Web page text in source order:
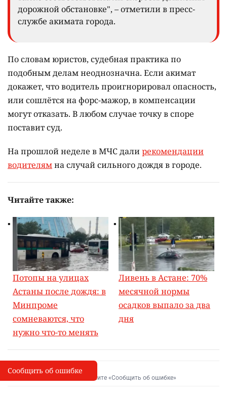
дорожной обстановке", – отметили в пресс-
службе акимата города.
По словам юристов, судебная практика по
подобным делам неоднозначна. Если акимат
докажет, что водитель проигнорировал опасность,
или сошлётся на форс-мажор, в компенсации
могут отказать. В любом случае точку в споре
поставит суд.
На прошлой неделе в МЧС далирекомендации
водителямна случай сильного дождя в городе.
Читайте также:
Потопы на улицах
Астаны после дождя: в
Минпроме
сомневаются, что
нужно что-то менять
Ливень в Астане: 70%
месячной нормы
осадков выпало за два
дня
I
Сообщить об опечатке
Выделите фрагмент и нажмите «Сообщить об ошибке»
Сообщить об ошибке